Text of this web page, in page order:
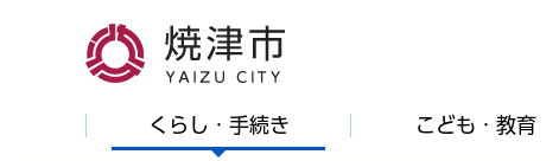
焼津市
くらし・手続き こども・教育